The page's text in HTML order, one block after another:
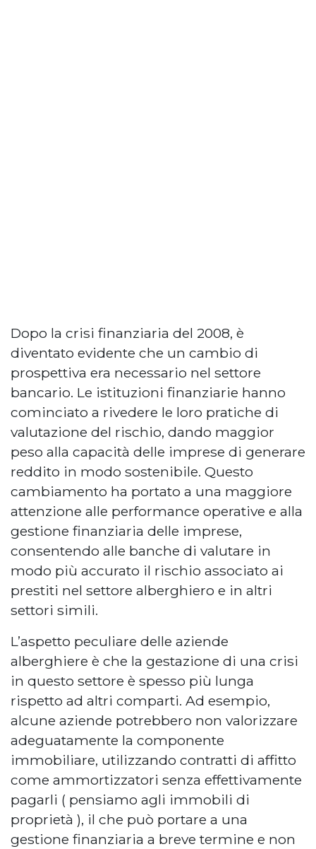
Dopo la crisi finanziaria del 2008, è
diventato evidente che un cambio di
prospettiva era necessario nel settore
bancario. Le istituzioni finanziarie hanno
cominciato a rivedere le loro pratiche di
valutazione del rischio, dando maggior
peso alla capacità delle imprese di generare
reddito in modo sostenibile. Questo
cambiamento ha portato a una maggiore
attenzione alle performance operative e alla
gestione finanziaria delle imprese,
consentendo alle banche di valutare in
modo più accurato il rischio associato ai
prestiti nel settore alberghiero e in altri
settori simili.
L’aspetto peculiare delle aziende
alberghiere è che la gestazione di una crisi
in questo settore è spesso più lunga
rispetto ad altri comparti. Ad esempio,
alcune aziende potrebbero non valorizzare
adeguatamente la componente
immobiliare, utilizzando contratti di affitto
come ammortizzatori senza effettivamente
pagarli ( pensiamo agli immobili di
proprietà ), il che può portare a una
gestione finanziaria a breve termine e non